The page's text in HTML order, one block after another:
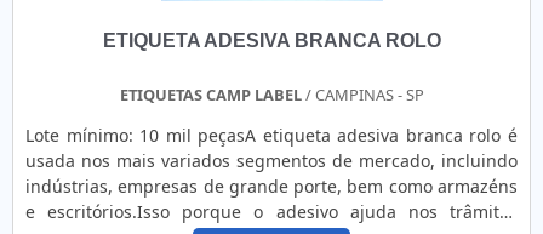
ETIQUETA ADESIVA BRANCA ROLO
ETIQUETAS CAMP LABEL/ CAMPINAS - SP
Lote mínimo: 10 mil peçasA etiqueta adesiva branca rolo é
usada nos mais variados segmentos de mercado, incluindo
indústrias, empresas de grande porte, bem como armazéns
e escritórios.Isso porque o adesivo ajuda nos trâmites